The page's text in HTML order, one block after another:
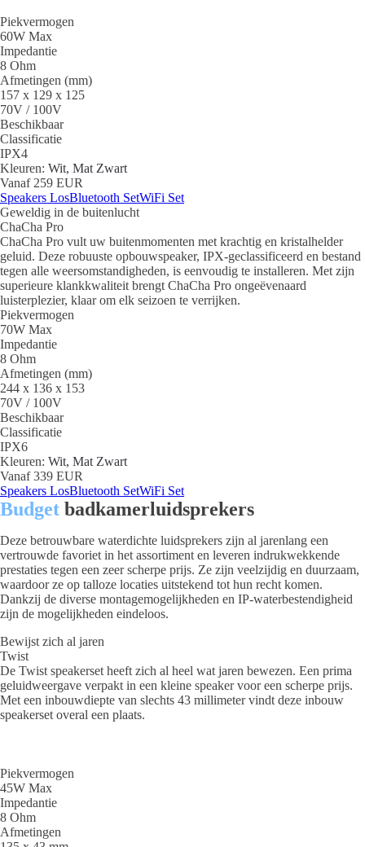
Piekvermogen
60W Max
Impedantie
8 Ohm
Afmetingen (mm)
157 x 129 x 125
70V / 100V
Beschikbaar
Classificatie
IPX4
Kleuren: Wit, Mat Zwart
Vanaf 259 EUR
Speakers LosBluetooth SetWiFi Set
Geweldig in de buitenlucht
ChaCha Pro
ChaCha Pro vult uw buitenmomenten met krachtig en kristalhelder
geluid. Deze robuuste opbouwspeaker, IPX-geclassificeerd en bestand
tegen alle weersomstandigheden, is eenvoudig te installeren. Met zijn
superieure klankkwaliteit brengt ChaCha Pro ongeëvenaard
luisterplezier, klaar om elk seizoen te verrijken.
Piekvermogen
70W Max
Impedantie
8 Ohm
Afmetingen (mm)
244 x 136 x 153
70V / 100V
Beschikbaar
Classificatie
IPX6
Kleuren: Wit, Mat Zwart
Vanaf 339 EUR
Speakers LosBluetooth SetWiFi Set
Budget badkamerluidsprekers
Deze betrouwbare waterdichte luidsprekers zijn al jarenlang een
vertrouwde favoriet in het assortiment en leveren indrukwekkende
prestaties tegen een zeer scherpe prijs. Ze zijn veelzijdig en duurzaam,
waardoor ze op talloze locaties uitstekend tot hun recht komen.
Dankzij de diverse montagemogelijkheden en IP-waterbestendigheid
zijn de mogelijkheden eindeloos.
Bewijst zich al jaren
Twist
De Twist speakerset heeft zich al heel wat jaren bewezen. Een prima
geluidweergave verpakt in een kleine speaker voor een scherpe prijs.
Met een inbouwdiepte van slechts 43 millimeter vindt deze inbouw
speakerset overal een plaats.
Piekvermogen
45W Max
Impedantie
8 Ohm
Afmetingen